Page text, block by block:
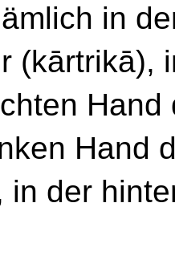
in
(kārtrikā),
Hand
in der